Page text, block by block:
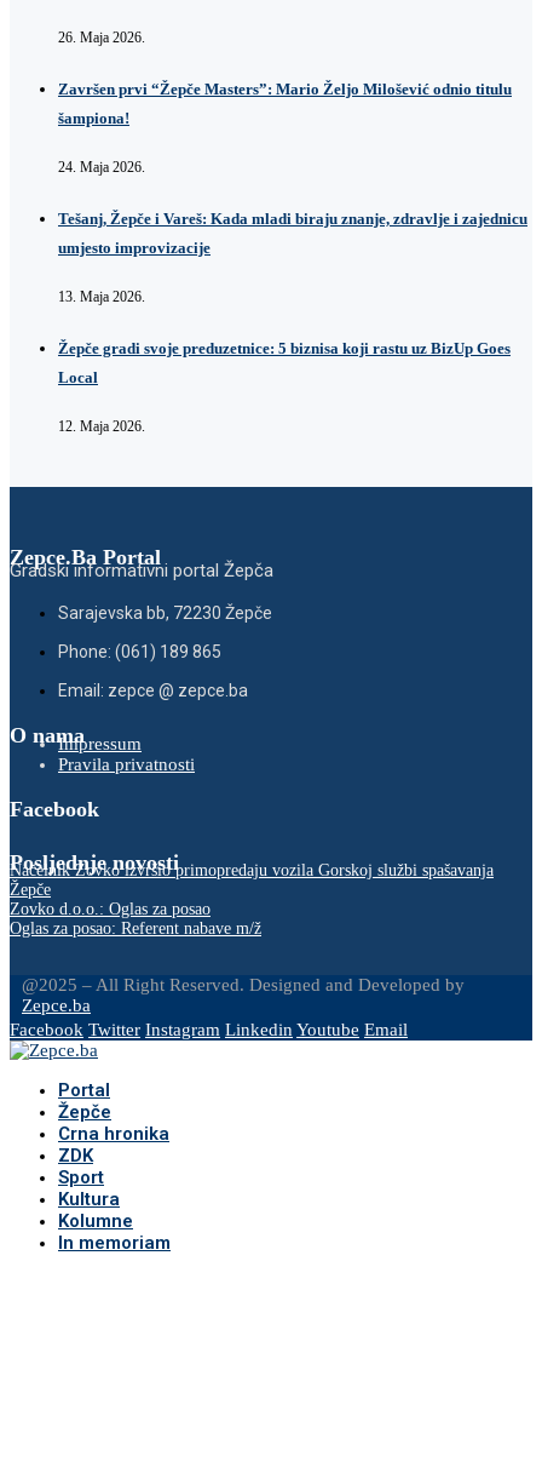
26. Maja 2026.
Završen prvi “Žepče Masters”: Mario Željo Milošević odnio titulu
šampiona!
24. Maja 2026.
Tešanj, Žepče i Vareš: Kada mladi biraju znanje, zdravlje i zajednicu
umjesto improvizacije
13. Maja 2026.
Žepče gradi svoje preduzetnice: 5 biznisa koji rastu uz BizUp Goes
Local
12. Maja 2026.
Zepce.Ba Portal
Gradski informativni portal Žepča
Sarajevska bb, 72230 Žepče
Phone: (061) 189 865
Email: zepce @ zepce.ba
O namaImpressum
Pravila privatnosti
Facebook
Posljednje novosti
Načelnik Zovko izvršio primopredaju vozila Gorskoj službi spašavanja
Žepče
Zovko d.o.o.: Oglas za posao
Oglas za posao: Referent nabave m/ž
@2025 – All Right Reserved. Designed and Developed by
Zepce.ba
Facebook Twitter Instagram Linkedin Youtube Email
Portal
Žepče
Crna hronika
ZDK
Sport
Kultura
Kolumne
In memoriam